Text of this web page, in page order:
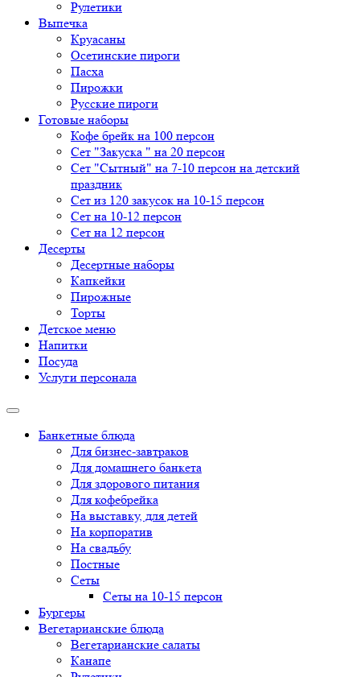
Рулетики
Выпечка
Круасаны
Осетинские пироги
Пасха
Пирожки
Русские пироги
Готовые наборы
Кофе брейк на 100 персон
Сет "Закуска " на 20 персон
Сет "Сытный" на 7-10 персон на детский
праздник
Сет из 120 закусок на 10-15 персон
Сет на 10-12 персон
Сет на 12 персон
Десерты
Десертные наборы
Капкейки
Пирожные
Торты
Детское меню
Напитки
Посуда
Услуги персонала
Банкетные блюда
Для бизнес-завтраков
Для домашнего банкета
Для здорового питания
Для кофебрейка
На выставку, для детей
На корпоратив
На свадьбу
Постные
Сеты
Сеты на 10-15 персон
Бургеры
Вегетарианские блюда
Вегетарианские салаты
Канапе